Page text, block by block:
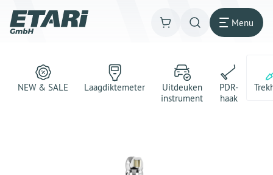
Menu
NEW & SALE Laagdiktemeter
Uitdeuken
instrument
PDR-
haak